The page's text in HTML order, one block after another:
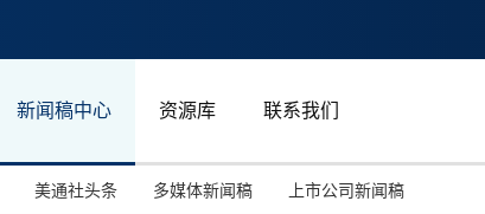
新闻稿中心 资源库 联系我们
美通社头条 多媒体新闻稿 上市公司新闻稿